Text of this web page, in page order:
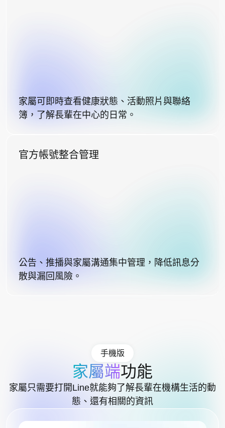
家屬可即時查看健康狀態、活動照片與聯絡
簿，了解長輩在中心的日常。
官方帳號整合管理
公告、推播與家屬溝通集中管理，降低訊息分
散與漏回風險。
手機版
家屬端功能
家屬只需要打開Line就能夠了解長輩在機構生活的動
態、還有相關的資訊